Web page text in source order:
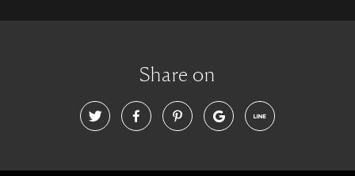
Share on